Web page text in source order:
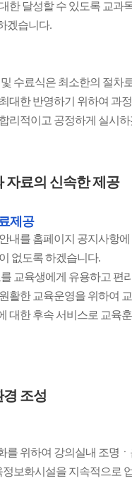
한 달성할 수 있도록 교과
겠습니다.
수료식은 최소한의 절차
대한 반영하기 위하여 과
리적이고 공정하게 실시
자료의 신속한 제공
제공
내를 홈페이지 공지사항
없도록 하겠습니다.
교육생에게 유용하고 편
활한 교육운영을 위하여
대한 후속 서비스로 교육
조성
를 위하여 강의실내 조명
정보화시설을 지속적으로